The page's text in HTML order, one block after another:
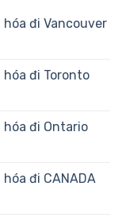
đi Vancouver
đi Toronto
đi Ontario
đi CANADA